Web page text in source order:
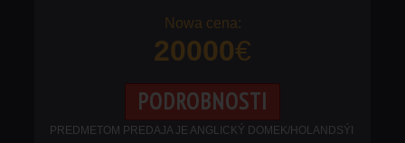
20000€
PODROBNOSTI
PREDMETOM PREDAJA JE ANGLICKÝ DOMEK/HOLANDSÝI